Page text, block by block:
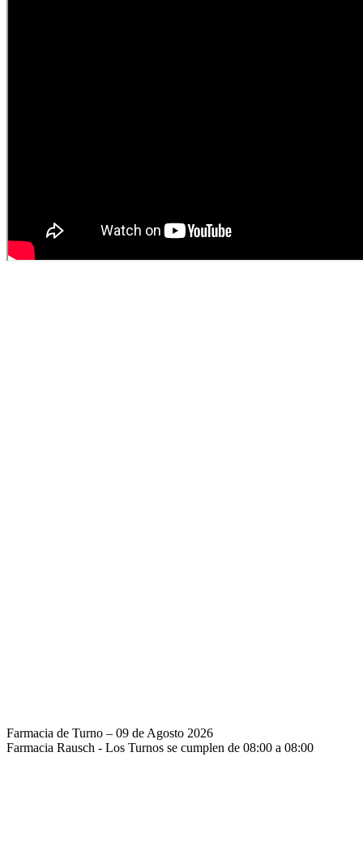
Farmacia de Turno – 09 de Agosto 2026
Farmacia Rausch - Los Turnos se cumplen de 08:00 a 08:00